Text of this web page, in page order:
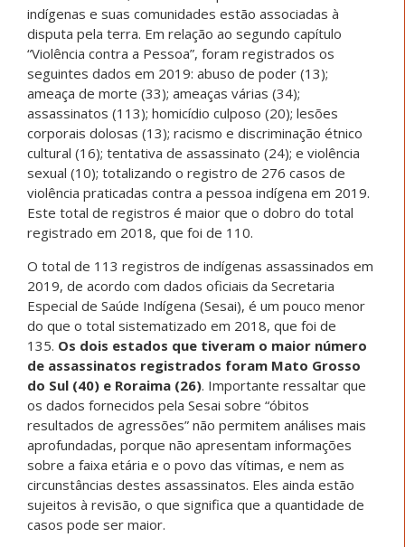
indígenas e suas comunidades estão associadas à
disputa pela terra. Em relação ao segundo capítulo
“Violência contra a Pessoa”, foram registrados os
seguintes dados em 2019: abuso de poder (13);
ameaça de morte (33); ameaças várias (34);
assassinatos (113); homicídio culposo (20); lesões
corporais dolosas (13); racismo e discriminação étnico
cultural (16); tentativa de assassinato (24); e violência
sexual (10); totalizando o registro de 276 casos de
violência praticadas contra a pessoa indígena em 2019.
Este total de registros é maior que o dobro do total
registrado em 2018, que foi de 110.
O total de 113 registros de indígenas assassinados em
2019, de acordo com dados oficiais da Secretaria
Especial de Saúde Indígena (Sesai), é um pouco menor
do que o total sistematizado em 2018, que foi de
135. Os dois estados que tiveram o maior número
de assassinatos registrados foram Mato Grosso
do Sul (40) e Roraima (26). Importante ressaltar que
os dados fornecidos pela Sesai sobre “óbitos
resultados de agressões” não permitem análises mais
aprofundadas, porque não apresentam informações
sobre a faixa etária e o povo das vítimas, e nem as
circunstâncias destes assassinatos. Eles ainda estão
sujeitos à revisão, o que significa que a quantidade de
casos pode ser maior.